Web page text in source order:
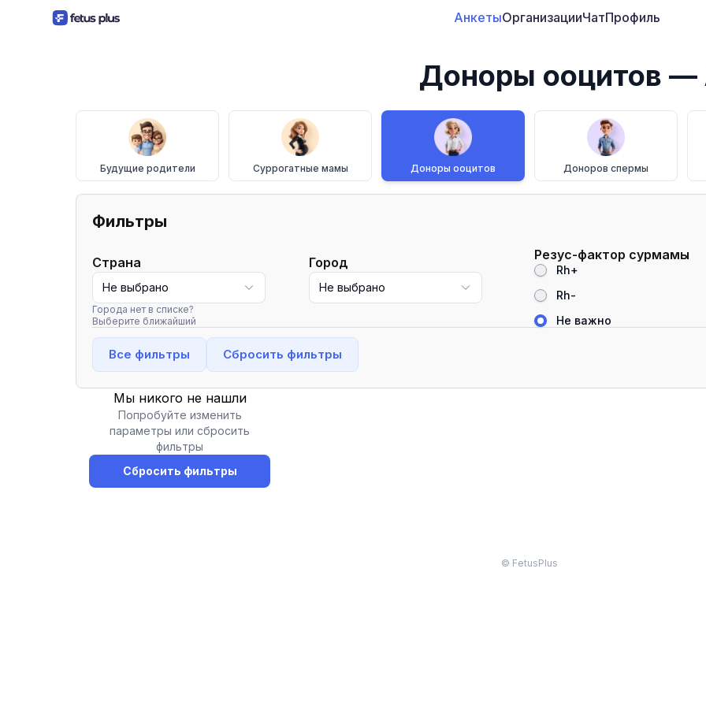
АнкетыОрганизацииЧатПрофиль
Доноры ооцитов —
Будущие родители Суррогатные мамы Доноры ооцитов Доноров спермы
Фильтры
Страна
Не выбрано
Город
Не выбрано
Города нет в списке?
Выберите ближайший
Резус-фактор сурмамы
Rh+
Rh-
Не важно
Все фильтры Сбросить фильтры
Мы никого не нашли
Попробуйте изменить
параметры или сбросить
фильтры
Сбросить фильтры
© FetusPlus